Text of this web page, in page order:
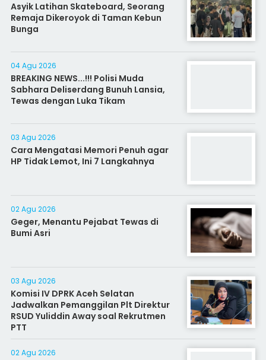
Asyik Latihan Skateboard, Seorang
Remaja Dikeroyok di Taman Kebun
Bunga
04 Agu 2026
BREAKING NEWS...!!! Polisi Muda
Sabhara Deliserdang Bunuh Lansia,
Tewas dengan Luka Tikam
03 Agu 2026
Cara Mengatasi Memori Penuh agar
HP Tidak Lemot, Ini 7 Langkahnya
02 Agu 2026
Geger, Menantu Pejabat Tewas di
Bumi Asri
03 Agu 2026
Komisi IV DPRK Aceh Selatan
Jadwalkan Pemanggilan Plt Direktur
RSUD Yuliddin Away soal Rekrutmen
PTT
02 Agu 2026